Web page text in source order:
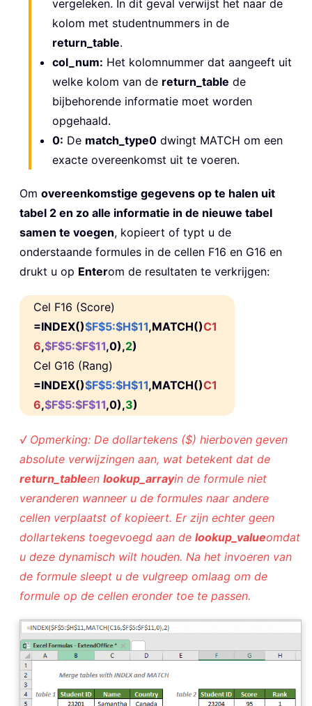
vergeleken. In dit geval verwijst het naar de
kolom met studentnummers in de
return_table.
col_num: Het kolomnummer dat aangeeft uit
welke kolom van de return_table de
bijbehorende informatie moet worden
opgehaald.
0: De match_type0 dwingt MATCH om een
exacte overeenkomst uit te voeren.
Om overeenkomstige gegevens op te halen uit
tabel 2 en zo alle informatie in de nieuwe tabel
samen te voegen, kopieert of typt u de
onderstaande formules in de cellen F16 en G16 en
drukt u op Enterom de resultaten te verkrijgen:
Cel F16 (Score)
=INDEX()$F$5:$H$11,MATCH()C1
6,$F$5:$F$11,0),2)
Cel G16 (Rang)
=INDEX()$F$5:$H$11,MATCH()C1
6,$F$5:$F$11,0),3)
√ Opmerking: De dollartekens ($) hierboven geven
absolute verwijzingen aan, wat betekent dat de
return_tableen lookup_arrayin de formule niet
veranderen wanneer u de formules naar andere
cellen verplaatst of kopieert. Er zijn echter geen
dollartekens toegevoegd aan de lookup_valueomdat
u deze dynamisch wilt houden. Na het invoeren van
de formule sleept u de vulgreep omlaag om de
formule op de cellen eronder toe te passen.